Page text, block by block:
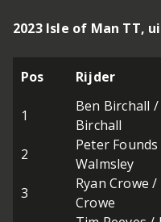
2023 Isle of Man TT,
Pos Rijder
1
Ben Birchall
Birchall
2
Peter Founds
Walmsley
3
Ryan Crowe /
Crowe